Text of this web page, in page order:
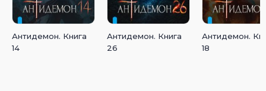
Антидемон. Книга
14
Антидемон. Книга
26
Антидемон.
18